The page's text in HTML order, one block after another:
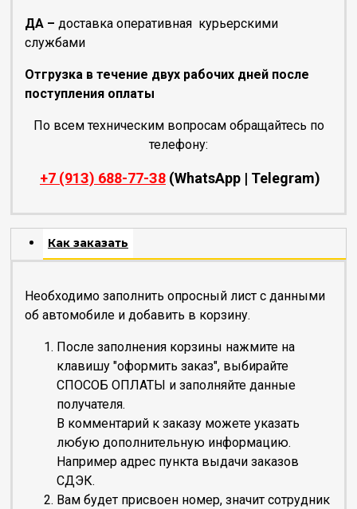
ДА – доставка оперативная курьерскими
службами
Отгрузка в течение двух рабочих дней после
поступления оплаты
По всем техническим вопросам обращайтесь по
телефону:
+7 (91З) 688-77-З8 (WhatsApp | Telegram)
Как заказать
Необходимо заполнить опросный лист с данными
об автомобиле и добавить в корзину.
После заполнения корзины нажмите на
клавишу "оформить заказ", выбирайте
СПОСОБ ОПЛАТЫ и заполняйте данные
получателя.
В комментарий к заказу можете указать
любую дополнительную информацию.
Например адрес пункта выдачи заказов
СДЭК.
Вам будет присвоен номер, значит сотрудник